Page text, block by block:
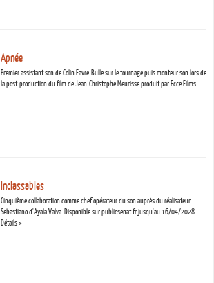
Apnée
Premier assistant son de Colin Favre-Bulle sur le tournage puis monteur son lors de
la post-production du film de Jean-Christophe Meurisse produit par Ecce Films. …
Inclassables
Cinquième collaboration comme chef opérateur du son auprès du réalisateur
Sebastiano d'Ayala Valva. Disponible sur publicsenat.fr jusqu'au 16/04/2028.
Détails >